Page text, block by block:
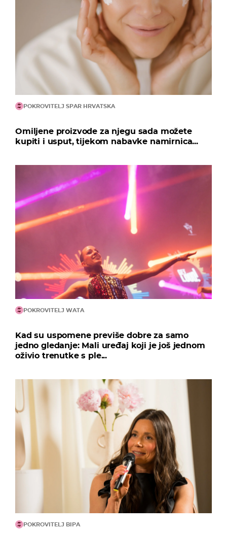
POKROVITELJ SPAR HRVATSKA
Omiljene proizvode za njegu sada možete
kupiti i usput, tijekom nabavke namirnica...
POKROVITELJ WATA
Kad su uspomene previše dobre za samo
jedno gledanje: Mali uređaj koji je još jednom
oživio trenutke s ple...
POKROVITELJ BIPA